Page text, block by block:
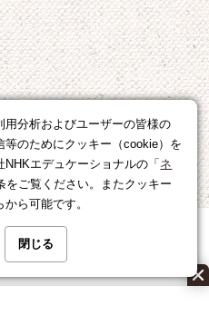
分析およびユーザーの皆様の
のためにクッキー（cookie）を
エデュケーショナルの「 ネ
をご覧ください。またクッキー
ら可能です。
閉じる
ーシップについて
り扱いについて
お問い合わせ